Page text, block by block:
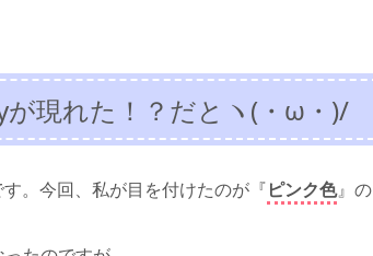
現れた！？だとヽ(・ω・)/
。今回、私が目を付けたのが『ピンク色』の